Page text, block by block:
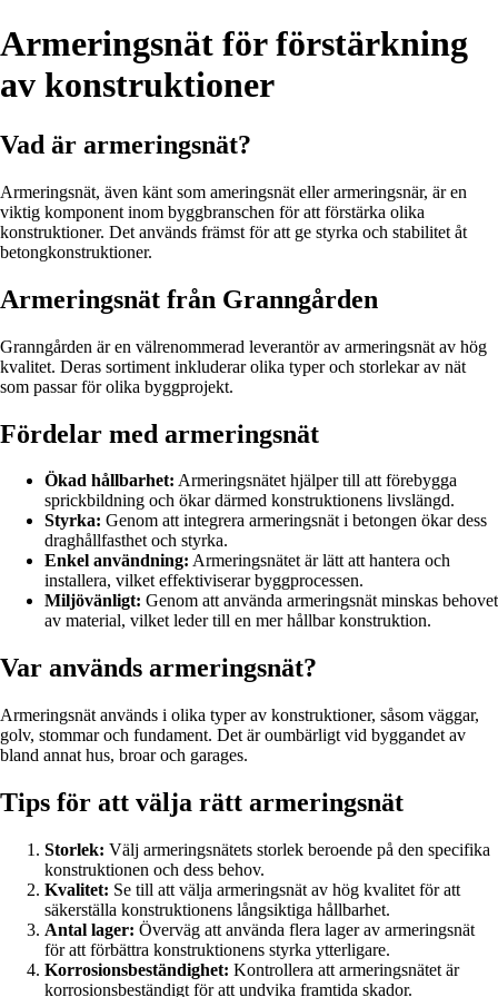
Armeringsnät för förstärkning
av konstruktioner
Vad är armeringsnät?
Armeringsnät, även känt som ameringsnät eller armeringsnär, är en
viktig komponent inom byggbranschen för att förstärka olika
konstruktioner. Det används främst för att ge styrka och stabilitet åt
betongkonstruktioner.
Armeringsnät från Granngården
Granngården är en välrenommerad leverantör av armeringsnät av hög
kvalitet. Deras sortiment inkluderar olika typer och storlekar av nät
som passar för olika byggprojekt.
Fördelar med armeringsnät
Ökad hållbarhet: Armeringsnätet hjälper till att förebygga
sprickbildning och ökar därmed konstruktionens livslängd.
Styrka: Genom att integrera armeringsnät i betongen ökar dess
draghållfasthet och styrka.
Enkel användning: Armeringsnätet är lätt att hantera och
installera, vilket effektiviserar byggprocessen.
Miljövänligt: Genom att använda armeringsnät minskas behovet
av material, vilket leder till en mer hållbar konstruktion.
Var används armeringsnät?
Armeringsnät används i olika typer av konstruktioner, såsom väggar,
golv, stommar och fundament. Det är oumbärligt vid byggandet av
bland annat hus, broar och garages.
Tips för att välja rätt armeringsnät
Storlek: Välj armeringsnätets storlek beroende på den specifika
konstruktionen och dess behov.
Kvalitet: Se till att välja armeringsnät av hög kvalitet för att
säkerställa konstruktionens långsiktiga hållbarhet.
Antal lager: Överväg att använda flera lager av armeringsnät
för att förbättra konstruktionens styrka ytterligare.
Korrosionsbeständighet: Kontrollera att armeringsnätet är
korrosionsbeständigt för att undvika framtida skador.